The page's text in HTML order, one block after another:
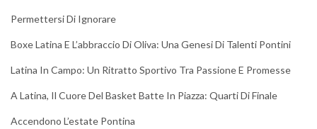
Permettersi Di Ignorare
Boxe Latina E L’abbraccio Di Oliva: Una Genesi Di Talenti Pontini
Latina In Campo: Un Ritratto Sportivo Tra Passione E Promesse
A Latina, Il Cuore Del Basket Batte In Piazza: Quarti Di Finale
Accendono L’estate Pontina